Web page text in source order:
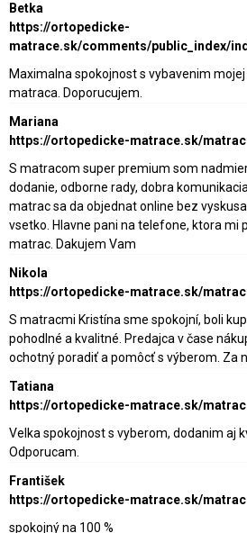
Betka
https://ortopedicke-
matrace.sk/comments/public_index/
Maximalna spokojnost s vybavenim
matraca. Doporucujem.
Mariana
https://ortopedicke-matrace.sk/
S matracom super premium som
dodanie, odborne rady, dobra
matrac sa da objednat online bez
vsetko. Hlavne pani na telefone, ktora mi
matrac. Dakujem Vam
Nikola
https://ortopedicke-matrace.sk/
S matracmi Kristína sme spokojní, boli
pohodlné a kvalitné. Predajca v čase
ochotný poradiť a pomôcť s výberom. Za
Tatiana
https://ortopedicke-matrace.sk/
Velka spokojnost s vyberom, dodanim aj
Odporucam.
František
https://ortopedicke-matrace.sk/
spokojný na 100 %